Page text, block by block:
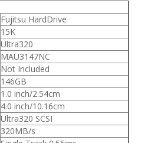
Fujitsu HardDrive
15K
Ultra320
MAU3147NC
Not Included
146GB
1.0 inch/2.54cm
4.0 inch/10.16cm
Ultra320 SCSI
320MB/s